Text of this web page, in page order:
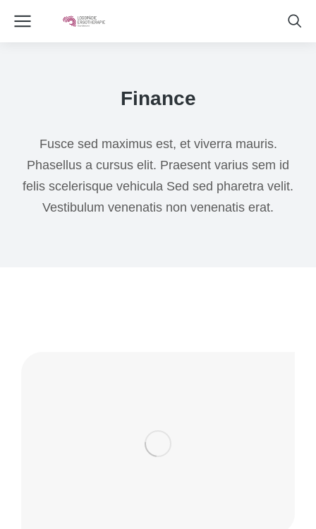
Finance
Fusce sed maximus est, et viverra mauris.
Phasellus a cursus elit. Praesent varius sem id
felis scelerisque vehicula Sed sed pharetra velit.
Vestibulum venenatis non venenatis erat.